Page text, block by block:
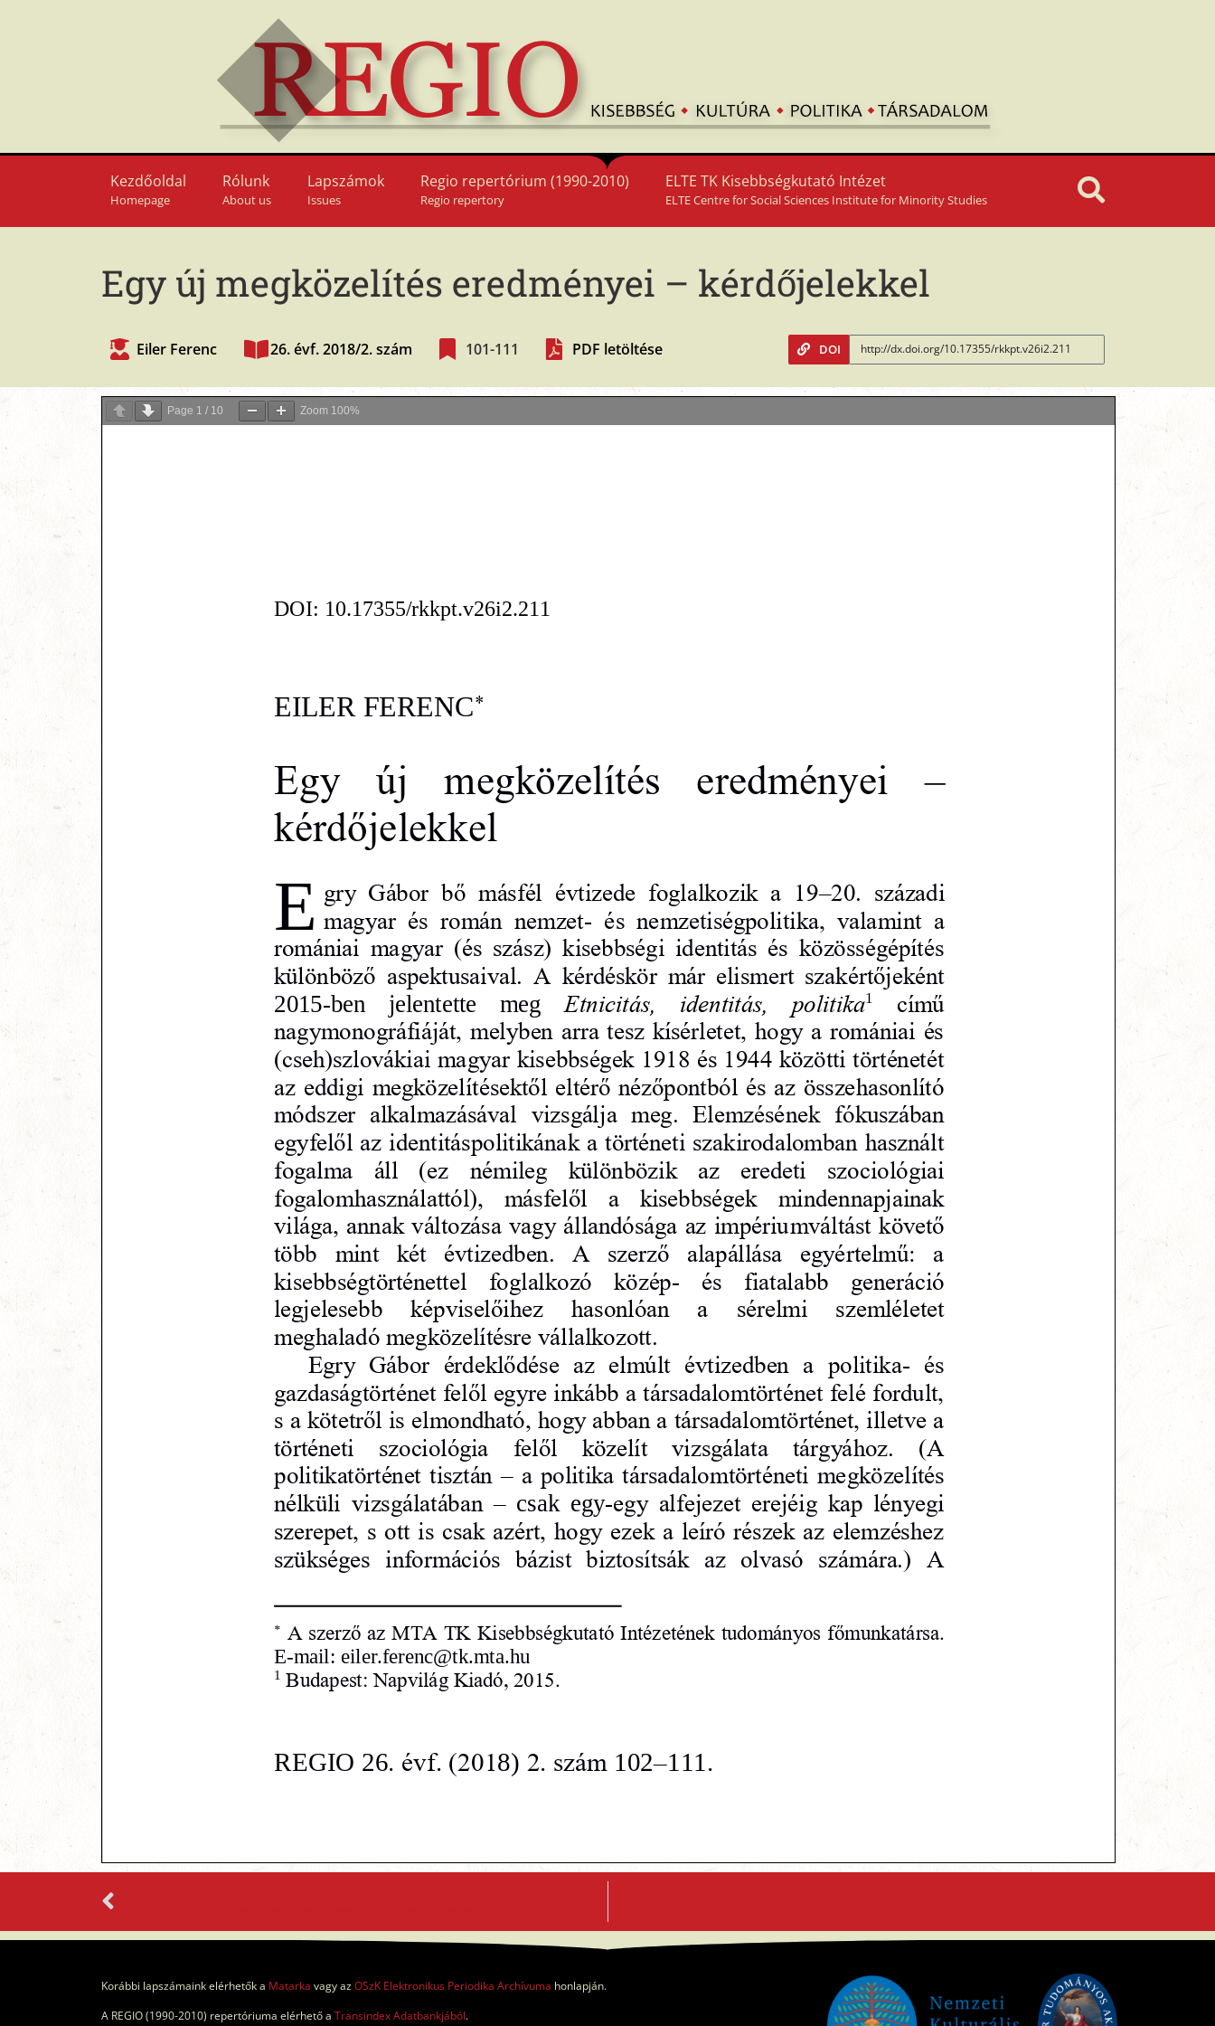
Kezdőoldal
Homepage
Rólunk
About us
Lapszámok
Issues
Regio repertórium (1990-2010)
Regio repertory
ELTE TK Kisebbségkutató Intézet
ELTE Centre for Social Sciences Institute for Minority Studies
Egy új megközelítés eredményei – kérdőjelekkel
Eiler Ferenc 26. évf. 2018/2. szám 101-111 PDF letöltése DOI
Page 1 / 10 Zoom 100%
Korábbi lapszámaink elérhetők a Matarka vagy azOSzK Elektronikus Periodika Archívuma honlapján.
A REGIO (1990-2010) repertóriuma elérhető a Transindex Adatbankjából.